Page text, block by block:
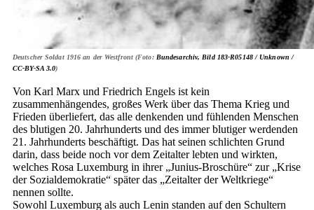
Deutscher Soldat 1916 an der Westfront (Foto: Bundesarchiv, Bild 183-R05148 / Unknown /
CC-BY-SA 3.0)
Von Karl Marx und Friedrich Engels ist kein
zusammenhängendes, großes Werk über das Thema Krieg und
Frieden überliefert, das alle denkenden und fühlenden Menschen
des blutigen 20. Jahrhunderts und des immer blutiger werdenden
21. Jahrhunderts beschäftigt. Das hat seinen schlichten Grund
darin, dass beide noch vor dem Zeitalter lebten und wirkten,
welches Rosa Luxemburg in ihrer „Junius-Broschüre“ zur „Krise
der Sozialdemokratie“ später das „Zeitalter der Weltkriege“
nennen sollte.
Sowohl Luxemburg als auch Lenin standen auf den Schultern